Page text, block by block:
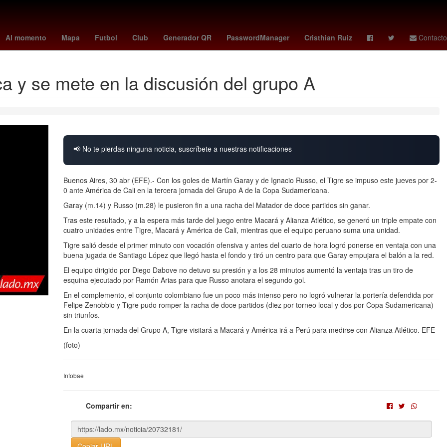
Al momento Mapa Futbol Club Generador QR PasswordManager Cristhian Ruiz Contacto
League paranaense - santos de minaur unam cuerpo Puebla de Zaragoza trainspotting pokemon 30 aniversario
y se mete en la discusión del grupo A
📢 No te pierdas ninguna noticia, suscríbete a nuestras notificaciones
Buenos Aires, 30 abr (EFE).- Con los goles de Martín Garay y de Ignacio Russo, el Tigre se impuso este jueves por 2-
0 ante América de Cali en la tercera jornada del Grupo A de la Copa Sudamericana.
Garay (m.14) y Russo (m.28) le pusieron fin a una racha del Matador de doce partidos sin ganar.
Tras este resultado, y a la espera más tarde del juego entre Macará y Alianza Atlético, se generó un triple empate con
cuatro unidades entre Tigre, Macará y América de Cali, mientras que el equipo peruano suma una unidad.
Tigre salió desde el primer minuto con vocación ofensiva y antes del cuarto de hora logró ponerse en ventaja con una
buena jugada de Santiago López que llegó hasta el fondo y tiró un centro para que Garay empujara el balón a la red.
El equipo dirigido por Diego Dabove no detuvo su presión y a los 28 minutos aumentó la ventaja tras un tiro de
esquina ejecutado por Ramón Arias para que Russo anotara el segundo gol.
En el complemento, el conjunto colombiano fue un poco más intenso pero no logró vulnerar la portería defendida por
Felipe Zenobbio y Tigre pudo romper la racha de doce partidos (diez por torneo local y dos por Copa Sudamericana)
sin triunfos.
En la cuarta jornada del Grupo A, Tigre visitará a Macará y América irá a Perú para medirse con Alianza Atlético. EFE
(foto)
Infobae
Compartir en: